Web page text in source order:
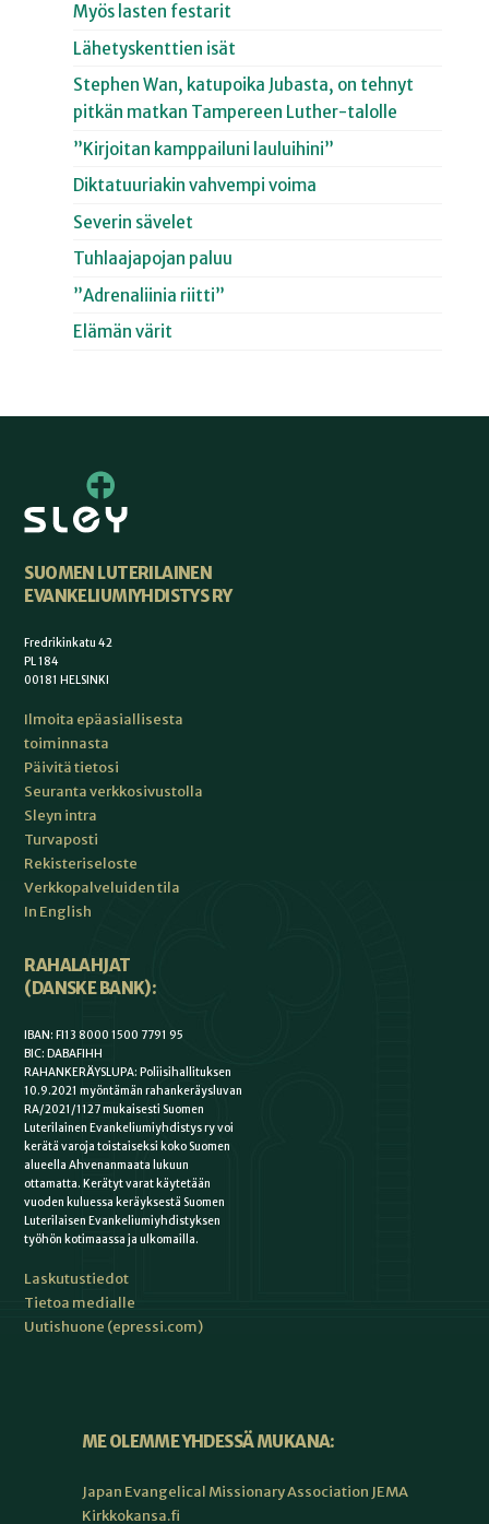
Myös lasten festarit
Lähetyskenttien isät
Stephen Wan, katupoika Jubasta, on tehnyt
pitkän matkan Tampereen Luther-talolle
”Kirjoitan kamppailuni lauluihini”
Diktatuuriakin vahvempi voima
Severin sävelet
Tuhlaajapojan paluu
”Adrenaliinia riitti”
Elämän värit
SUOMEN LUTERILAINEN
EVANKELIUMIYHDISTYS RY
Fredrikinkatu 42
PL 184
00181 HELSINKI
Ilmoita epäasiallisesta
toiminnasta
Päivitä tietosi
Seuranta verkkosivustolla
Sleyn intra
Turvaposti
Rekisteriseloste
Verkkopalveluiden tila
In English
RAHALAHJAT
(DANSKE BANK):
IBAN: FI13 8000 1500 7791 95
BIC: DABAFIHH
RAHANKERÄYSLUPA: Poliisihallituksen
10.9.2021 myöntämän rahankeräysluvan
RA/2021/1127 mukaisesti Suomen
Luterilainen Evankeliumiyhdistys ry voi
kerätä varoja toistaiseksi koko Suomen
alueella Ahvenanmaata lukuun
ottamatta. Kerätyt varat käytetään
vuoden kuluessa keräyksestä Suomen
Luterilaisen Evankeliumiyhdistyksen
työhön kotimaassa ja ulkomailla.
Laskutustiedot
Tietoa medialle
Uutishuone (epressi.com)
ME OLEMME YHDESSÄ MUKANA:
Japan Evangelical Missionary Association JEMA
Kirkkokansa.fi